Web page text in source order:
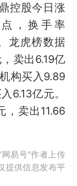
控股今日涨
，换手率
龙虎榜数据
卖出6.19亿
构买入9.89
6.13亿元。
，卖出11.66
易号”作者上传
提供信息发布平